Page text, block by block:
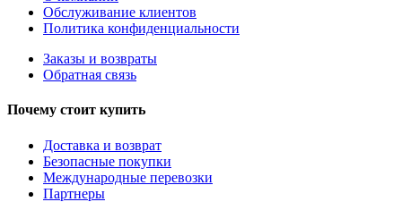
Обслуживание клиентов
Политика конфиденциальности
Заказы и возвраты
Обратная связь
Почему стоит купить
Доставка и возврат
Безопасные покупки
Международные перевозки
Партнеры